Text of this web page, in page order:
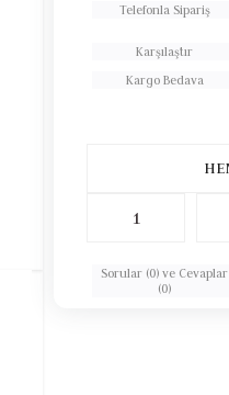
Telefonla Sipariş
Karşılaştır
Kargo Bedava
Sorular (0) ve Cevaplar
(0)